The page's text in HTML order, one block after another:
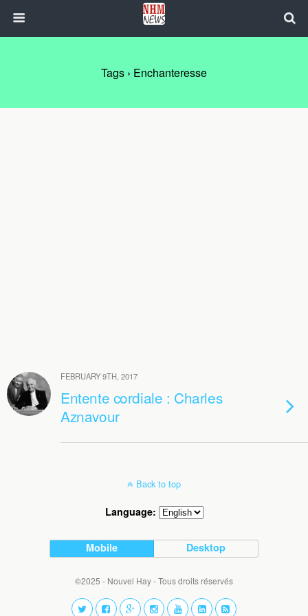
Tags › Enchanteresse
FEBRUARY 9TH, 2017
Entente cordiale : Charles
Aznavour
Back to top
Language:
Mobile Desktop
©2025 - Nouvel Hay - Tous droits réservés